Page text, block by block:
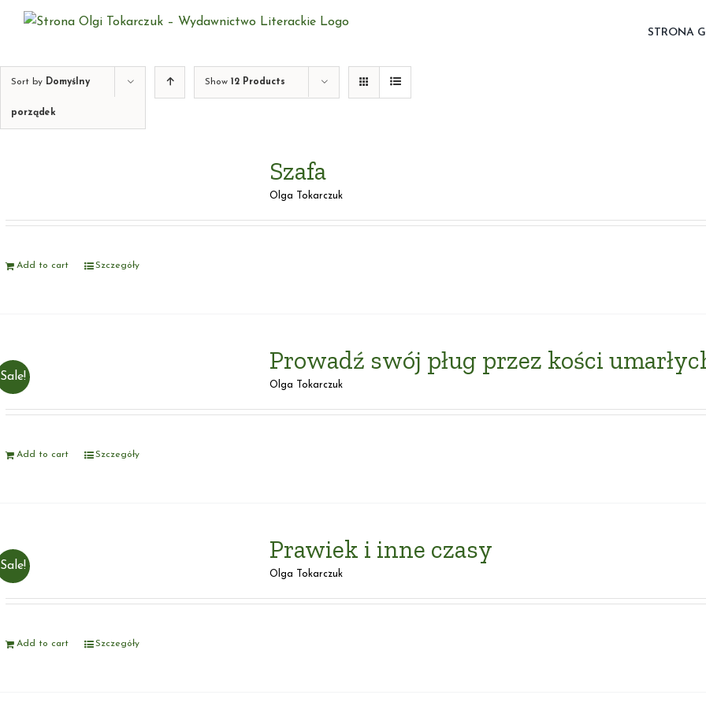
STRONA
Sort by Domyślny
porządek
Show 12 Products
Szafa
Olga Tokarczuk
Add to cart Szczegóły
Sale!
Prowadź swój pług przez kości
Olga Tokarczuk
Add to cart Szczegóły
Sale!
Prawiek i inne czasy
Olga Tokarczuk
Add to cart Szczegóły